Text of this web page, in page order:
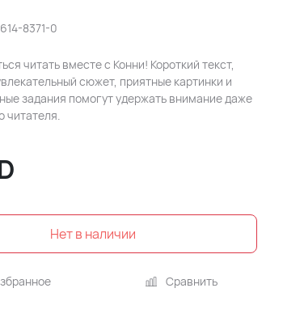
8371-0
читать вместе с Конни! Короткий текст,
сюжет, приятные картинки и
задания помогут удержать внимание даже
читателя.
Сравнить